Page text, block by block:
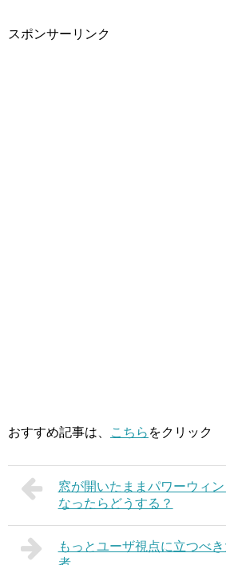
スポンサーリンク
おすすめ記事は、 こちら をクリック
窓が開いたままパワーウィ
なったらどうする？
もっとユーザ視点に立つべ